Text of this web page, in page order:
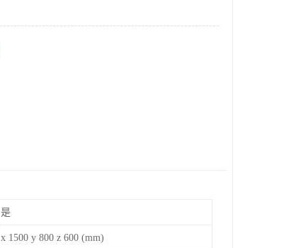
是
x 1500 y 800 z 600 (mm)